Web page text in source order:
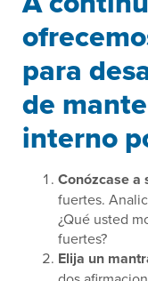
para
de
interno
Conózcase a
fuertes.
¿Qué usted
fuertes?
Elija un